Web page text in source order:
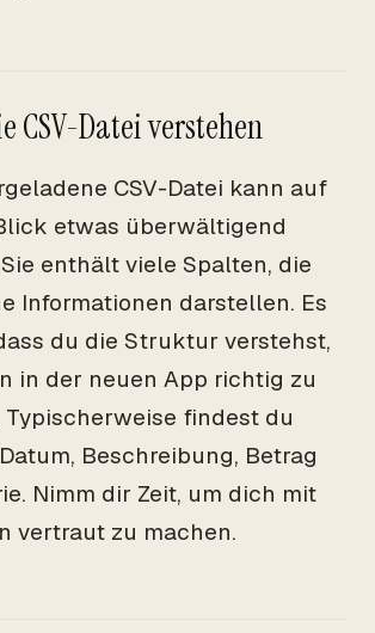
CSV-Datei verstehen
CSV-Datei kann auf
etwas überwältigend
enthält viele Spalten, die
Informationen darstellen. Es
du die Struktur verstehst,
in der neuen App richtig zu
findest du
Beschreibung, Betrag
Nimm dir Zeit, um dich mit
vertraut zu machen.